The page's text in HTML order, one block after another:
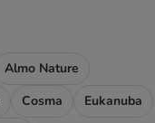
Almo Nature
Cosma
Eukanuba